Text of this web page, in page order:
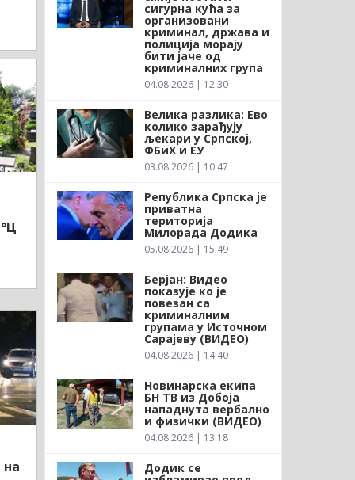
сигурна кућа за
организовани
криминал, држава и
полиција морају
бити јаче од
криминалних група
04.08.2026 | 12:30
Велика разлика: Ево
колико зарађују
љекари у Српској,
ФБиХ и ЕУ
03.08.2026 | 10:47
Република Српска је
приватна
територија
Милорада Додика
05.08.2026 | 15:49
Берјан: Видео
показује ко је
повезан са
криминалним
групама у Источном
Сарајеву (ВИДЕО)
04.08.2026 | 14:40
Новинарска екипа
БН ТВ из Добоја
нападнута вербално
и физички (ВИДЕО)
04.08.2026 | 13:18
Додик се